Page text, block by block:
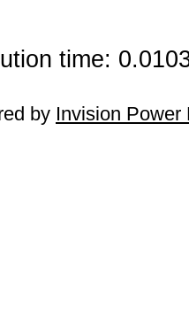
time:
by Invision Power